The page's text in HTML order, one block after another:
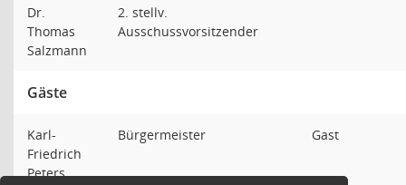
Dr.
Thomas
Salzmann
2. stellv.
Ausschussvorsitzender
Gäste
Karl-
Friedrich
Peters
Bürgermeister Gast